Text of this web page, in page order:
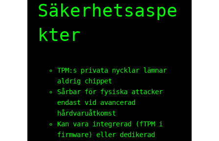
Säkerhetsaspe
kter
TPM:s privata nycklar lämnar
aldrig chippet
Sårbar för fysiska attacker
endast vid avancerad
hårdvaruåtkomst
Kan vara integrerad (fTPM i
firmware) eller dedikerad